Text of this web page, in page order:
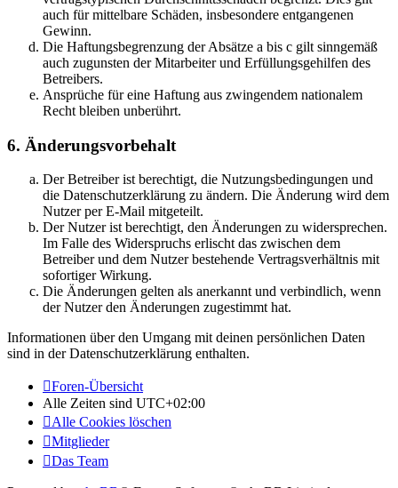
auch für mittelbare Schäden, insbesondere entgangenen
Gewinn.
Die Haftungsbegrenzung der Absätze a bis c gilt sinngemäß
auch zugunsten der Mitarbeiter und Erfüllungsgehilfen des
Betreibers.
Ansprüche für eine Haftung aus zwingendem nationalem
Recht bleiben unberührt.
6. Änderungsvorbehalt
Der Betreiber ist berechtigt, die Nutzungsbedingungen und
die Datenschutzerklärung zu ändern. Die Änderung wird dem
Nutzer per E-Mail mitgeteilt.
Der Nutzer ist berechtigt, den Änderungen zu widersprechen.
Im Falle des Widerspruchs erlischt das zwischen dem
Betreiber und dem Nutzer bestehende Vertragsverhältnis mit
sofortiger Wirkung.
Die Änderungen gelten als anerkannt und verbindlich, wenn
der Nutzer den Änderungen zugestimmt hat.
Informationen über den Umgang mit deinen persönlichen Daten
sind in der Datenschutzerklärung enthalten.
Foren-Übersicht
Alle Zeiten sind UTC+02:00
Alle Cookies löschen
Mitglieder
Das Team